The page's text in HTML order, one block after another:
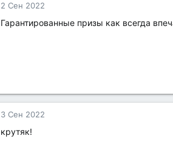
2 Сен 2022
Гарантированные призы как всегда
3 Сен 2022
крутяк!